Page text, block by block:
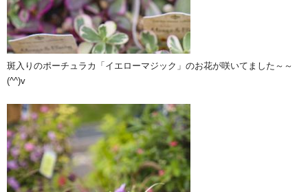
斑入りのポーチュラカ「イエローマジック」のお花が咲いてました～～
(^^)v